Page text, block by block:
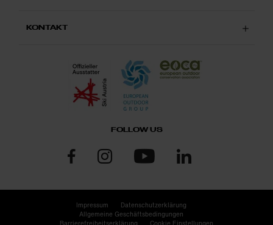
KONTAKT
FOLLOW US
Impressum
Datenschutzerklärung
Allgemeine Geschäftsbedingungen